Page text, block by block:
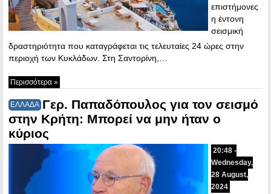
επιστήμονες
η έντονη
σεισμική
δραστηριότητα που καταγράφεται τις τελευταίες 24 ώρες στην
περιοχή των Κυκλάδων. Στη Σαντορίνη,…
Περισσότερα »
ΕΛΛΑΔΑ Γερ. Παπαδόπουλος για τον σεισμό
στην Κρήτη: Μπορεί να μην ήταν ο
κύριος
20:48 -
Wednesday,
28 August,
2024